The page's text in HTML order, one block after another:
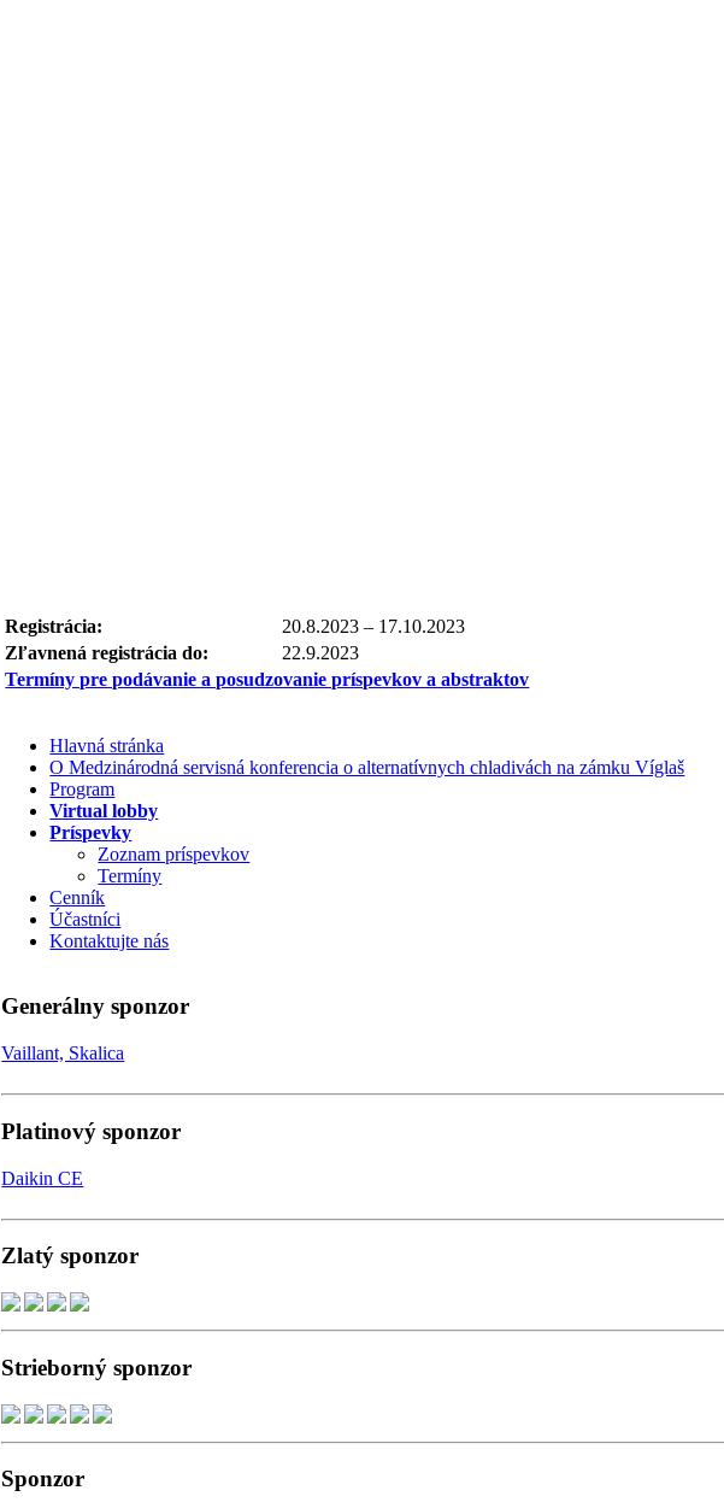
Registrácia:
20.8.2023 – 17.10.2023
Zľavnená registrácia do:
22.9.2023
Termíny pre podávanie a posudzovanie príspevkov a abstraktov
Hlavná stránka
O Medzinárodná servisná konferencia o alternatívnych chladivách na zámku Víglaš
Program
Virtual lobby
Príspevky
Zoznam príspevkov
Termíny
Cenník
Účastníci
Kontaktujte nás
Generálny sponzor
Vaillant, Skalica
Platinový sponzor
Daikin CE
Zlatý sponzor
Strieborný sponzor
Sponzor